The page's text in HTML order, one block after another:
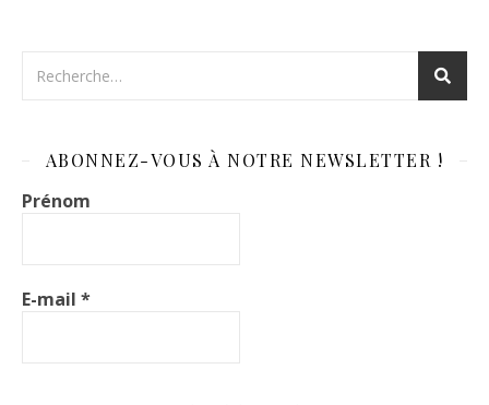
ABONNEZ-VOUS À NOTRE NEWSLETTER !
Prénom
E-mail *